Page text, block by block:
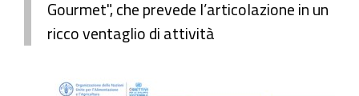
Gourmet", che prevede l’articolazione in un
ricco ventaglio di attività